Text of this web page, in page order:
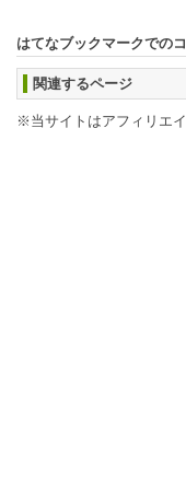
はてなブックマークでの
関連するページ
※当サイトはアフィリエ